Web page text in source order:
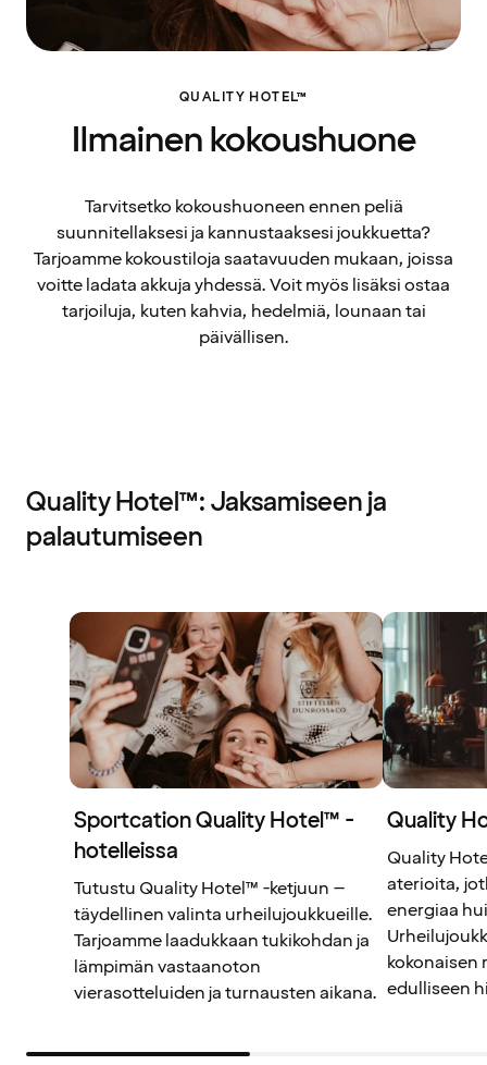
QUALITY HOTEL™
Ilmainen kokoushuone
Tarvitsetko kokoushuoneen ennen peliä
suunnitellaksesi ja kannustaaksesi joukkuetta?
Tarjoamme kokoustiloja saatavuuden mukaan, joissa
voitte ladata akkuja yhdessä. Voit myös lisäksi ostaa
tarjoiluja, kuten kahvia, hedelmiä, lounaan tai
päivällisen.
Quality Hotel™: Jaksamiseen ja
palautumiseen
Sportcation Quality Hotel™ -
hotelleissa
Tutustu Quality Hotel™ -ketjuun –
täydellinen valinta urheilujoukkueille.
Tarjoamme laadukkaan tukikohdan ja
lämpimän vastaanoton
vierasotteluiden ja turnausten aikana.
Quality
Quality
aterioita,
energiaa
kokonaisen
edulliseen